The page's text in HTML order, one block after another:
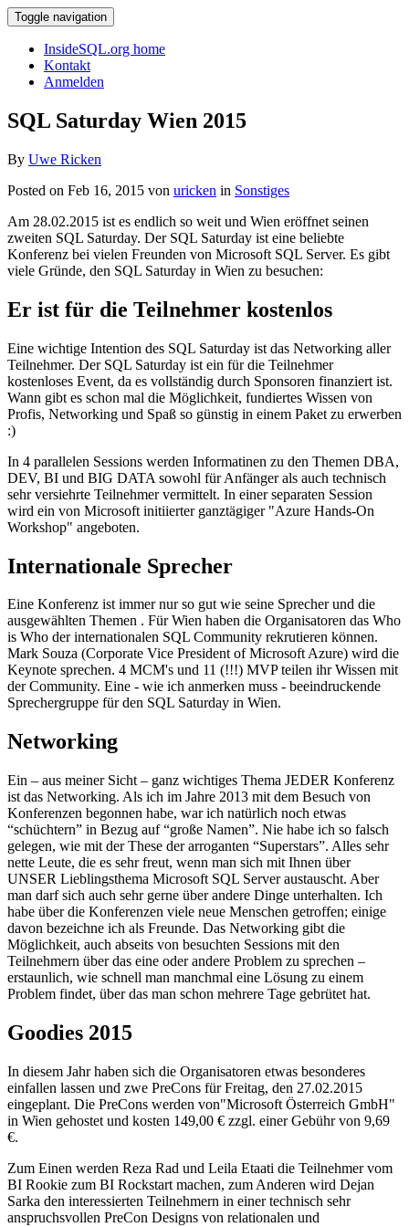
Toggle navigation
InsideSQL.org home
Kontakt
Anmelden
SQL Saturday Wien 2015
By Uwe Ricken
Posted on Feb 16, 2015 von uricken in Sonstiges
Am 28.02.2015 ist es endlich so weit und Wien eröffnet seinen
zweiten SQL Saturday. Der SQL Saturday ist eine beliebte
Konferenz bei vielen Freunden von Microsoft SQL Server. Es gibt
viele Gründe, den SQL Saturday in Wien zu besuchen:
Er ist für die Teilnehmer kostenlos
Eine wichtige Intention des SQL Saturday ist das Networking aller
Teilnehmer. Der SQL Saturday ist ein für die Teilnehmer
kostenloses Event, da es vollständig durch Sponsoren finanziert ist.
Wann gibt es schon mal die Möglichkeit, fundiertes Wissen von
Profis, Networking und Spaß so günstig in einem Paket zu erwerben
:)
In 4 parallelen Sessions werden Informatinen zu den Themen DBA,
DEV, BI und BIG DATA sowohl für Anfänger als auch technisch
sehr versiehrte Teilnehmer vermittelt. In einer separaten Session
wird ein von Microsoft initiierter ganztägiger "Azure Hands-On
Workshop" angeboten.
Internationale Sprecher
Eine Konferenz ist immer nur so gut wie seine Sprecher und die
ausgewählten Themen . Für Wien haben die Organisatoren das Who
is Who der internationalen SQL Community rekrutieren können.
Mark Souza (Corporate Vice President of Microsoft Azure) wird die
Keynote sprechen. 4 MCM's und 11 (!!!) MVP teilen ihr Wissen mit
der Community. Eine - wie ich anmerken muss - beeindruckende
Sprechergruppe für den SQL Saturday in Wien.
Networking
Ein – aus meiner Sicht – ganz wichtiges Thema JEDER Konferenz
ist das Networking. Als ich im Jahre 2013 mit dem Besuch von
Konferenzen begonnen habe, war ich natürlich noch etwas
“schüchtern” in Bezug auf “große Namen”. Nie habe ich so falsch
gelegen, wie mit der These der arroganten “Superstars”. Alles sehr
nette Leute, die es sehr freut, wenn man sich mit Ihnen über
UNSER Lieblingsthema Microsoft SQL Server austauscht. Aber
man darf sich auch sehr gerne über andere Dinge unterhalten. Ich
habe über die Konferenzen viele neue Menschen getroffen; einige
davon bezeichne ich als Freunde. Das Networking gibt die
Möglichkeit, auch abseits von besuchten Sessions mit den
Teilnehmern über das eine oder andere Problem zu sprechen –
erstaunlich, wie schnell man manchmal eine Lösung zu einem
Problem findet, über das man schon mehrere Tage gebrütet hat.
Goodies 2015
In diesem Jahr haben sich die Organisatoren etwas besonderes
einfallen lassen und zwe PreCons für Freitag, den 27.02.2015
eingeplant. Die PreCons werden von"Microsoft Österreich GmbH"
in Wien gehostet und kosten 149,00 € zzgl. einer Gebühr von 9,69
€.
Zum Einen werden Reza Rad und Leila Etaati die Teilnehmer vom
BI Rookie zum BI Rockstart machen, zum Anderen wird Dejan
Sarka den interessierten Teilnehmern in einer technisch sehr
anspruchsvollen PreCon Designs von relationalen und